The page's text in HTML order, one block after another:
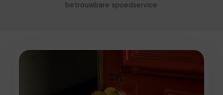
betrouwbare spoedservice